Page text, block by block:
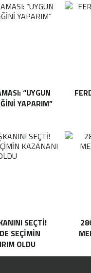
“UYGUN
YAPARIM”
SEÇTI!
SEÇIMIN
OLDU